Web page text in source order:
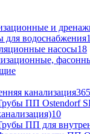
и
для водоснабжения
насосы18
канализация365
ПП Ostendorf
10
ПП для